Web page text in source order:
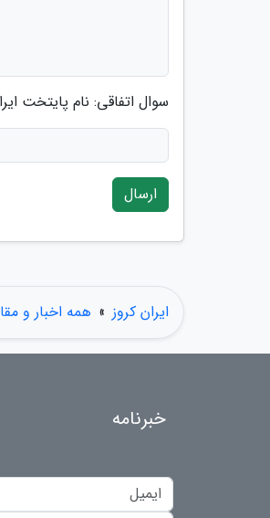
سوال اتفاقی: نام پایتخت
ارسال
ایران کروز » همه اخبار و
خبرنامه